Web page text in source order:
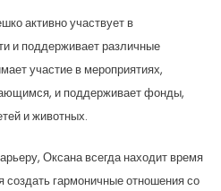
активно участвует в
и поддерживает различные
участие в мероприятиях,
и поддерживает фонды,
и животных.
Оксана всегда находит время
гармоничные отношения со